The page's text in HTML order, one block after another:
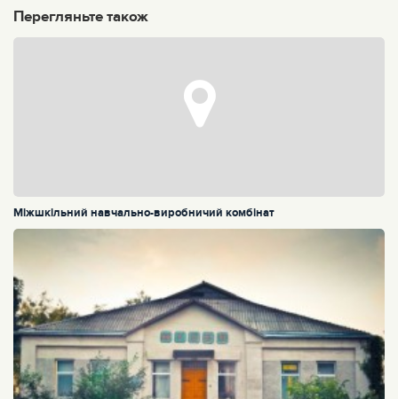
Перегляньте також
Міжшкільний навчально-виробничий комбінат